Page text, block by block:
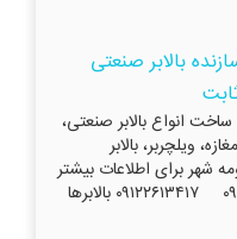
بالابر صنعتی
انواع بالابر صنعتی،
ویلچربر، بالابر
شهر برای اطلاعات بیشتر
با شماره زیر تماس بگیرید. ۰۹۱۹۷۹۴۱۷۴۰ ۰۹۱۲۲۶۱۳۴۱۷ بالابرها